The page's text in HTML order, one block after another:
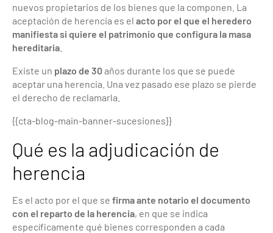
nuevos propietarios de los bienes que la componen. La
aceptación de herencia es el acto por el que el heredero
manifiesta si quiere el patrimonio que configura la masa
hereditaria
Existe un plazo de 30años durante los que se puede
aceptar una herencia. Una vez pasado ese plazo se pierde
el derecho de reclamarla.
{{cta-blog-main-banner-sucesiones}}
Qué es la adjudicación de
herencia
Es el acto por el que se firma ante notario el documento
con el reparto de la herencia, en que se indica
específicamente qué bienes corresponden a cada